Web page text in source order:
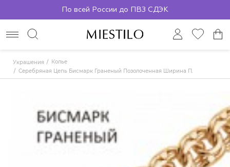
По всей России до ПВЗ СДЭК
Украшения
Колье
Серебряная Цепь Бисмарк Граненый Позолоченная Ширина Плетения 5